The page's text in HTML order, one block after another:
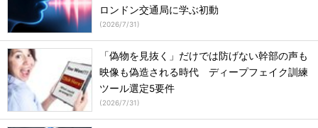
ロンドン交通局に学ぶ初動
(2026/7/31)
「偽物を見抜く」だけでは防げない幹部の声も
映像も偽造される時代 ディープフェイク訓練
ツール選定5要件
(2026/7/31)